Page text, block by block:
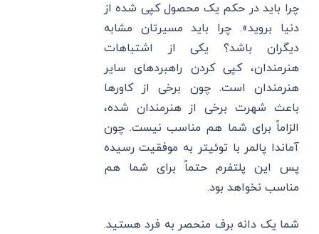
چرا باید در حکم یک محصول کپی شده از
دنیا بروید». چرا باید مسیرتان مشابه
دیگران باشد؟ یکی از اشتباهات
هنرمندان، کپی کردن راهبردهای سایر
هنرمندان است. چون برخی از کاورها
باعث شهرت برخی از هنرمندان شده،
الزاماً برای شما هم مناسب نیست. چون
آماندا پالمر با توئیتر به موفقیت رسیده
پس این پلتفرم حتماً برای شما هم
مناسب نخواهد بود.
شما یک دانه برف منحصر به فرد هستید.